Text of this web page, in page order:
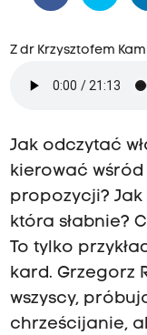
Z dr Krzysztofem
Jak odczytać
kierować
propozycji?
która słabnie?
To tylko
kard. Grzegorz
wszyscy,
chrześcijanie,